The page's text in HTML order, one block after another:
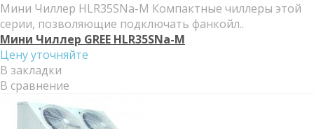
Мини Чиллер HLR35SNa-M Компактные чиллеры этой
серии, позволяющие подключать фанкойл..
Мини Чиллер GREE HLR35SNa-M
Цену уточняйте
В закладки
В сравнение